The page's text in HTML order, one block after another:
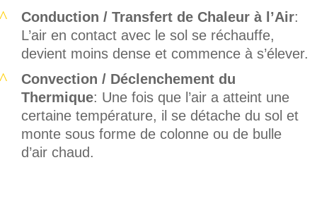
Conduction / Transfert de Chaleur à l’Air:
L’air en contact avec le sol se réchauffe,
devient moins dense et commence à s’élever.
Convection / Déclenchement du
Thermique: Une fois que l’air a atteint une
certaine température, il se détache du sol et
monte sous forme de colonne ou de bulle
d’air chaud.